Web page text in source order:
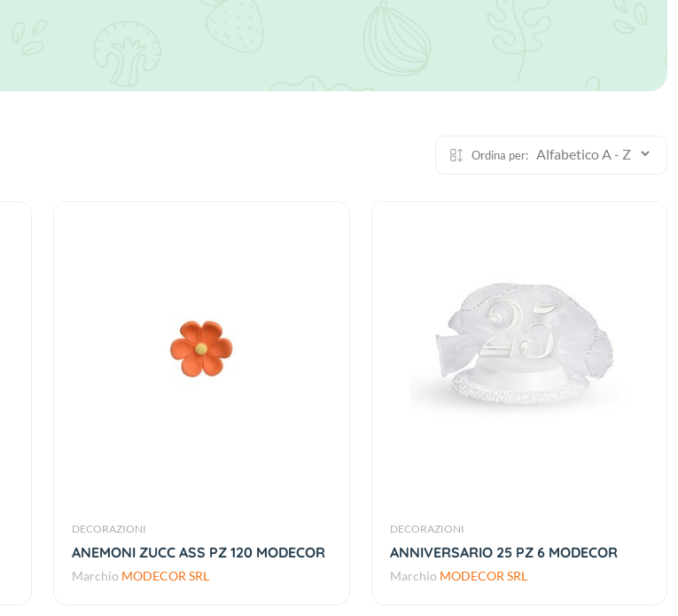
Ordina per:
DECORAZIONI
ANEMONI ZUCC ASS PZ 120 MODECOR
Marchio MODECOR SRL
DECORAZIONI
ANNIVERSARIO 25 PZ 6 MODECOR
Marchio MODECOR SRL